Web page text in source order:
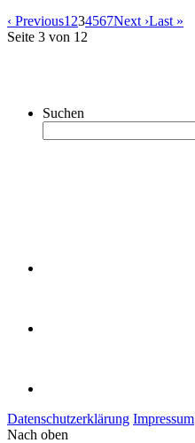
‹ Previous1 234567Next ›Last »
Seite 3 von 12
Suchen
Datenschutzerklärung Impressum
Nach oben